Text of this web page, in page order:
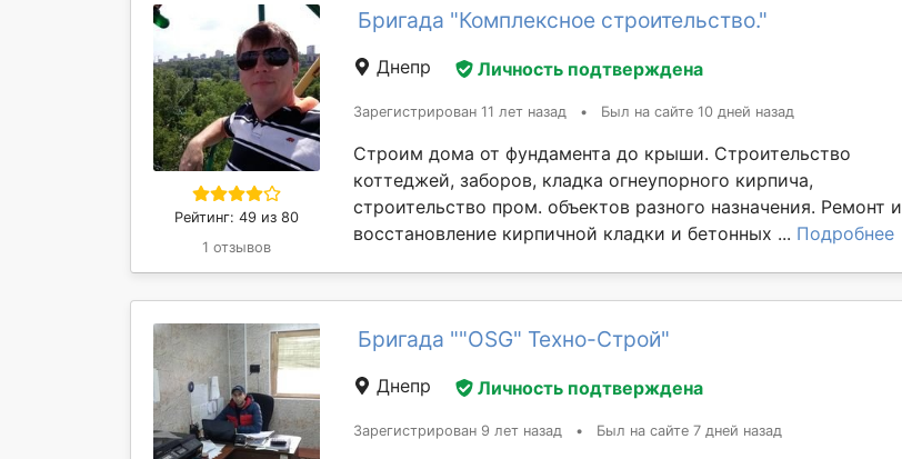
Рейтинг: 49 из 80
1 отзывов
Бригада "Комплексное строительство."
Днепр Личность подтверждена
Зарегистрирован 11 лет назад • Был на сайте 10 дней назад
Строим дома от фундамента до крыши. Строительство
коттеджей, заборов, кладка огнеупорного кирпича,
строительство пром. объектов разного назначения. Ремонт и
восстановление кирпичной кладки и бетонных ... Подробнее
Бригада ""OSG" Техно-Строй"
Днепр Личность подтверждена
Зарегистрирован 9 лет назад • Был на сайте 7 дней назад